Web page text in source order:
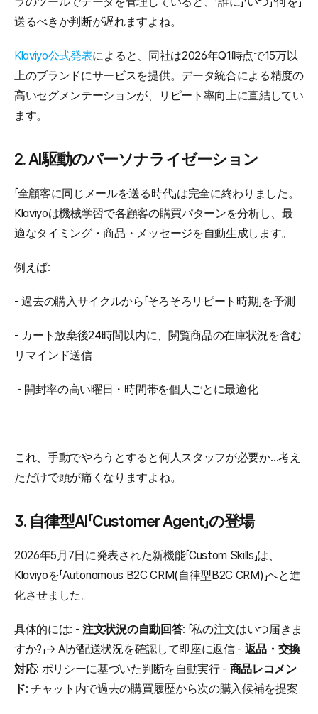
送るべきか判断が遅れますよね。
Klaviyo公式発表によると、同社は2026年Q1時点で15万以
上のブランドにサービスを提供。データ統合による精度の
高いセグメンテーションが、リピート率向上に直結してい
ます。
2. AI駆動のパーソナライゼーション
「全顧客に同じメールを送る時代」は完全に終わりました。
Klaviyoは機械学習で各顧客の購買パターンを分析し、最
適なタイミング・商品・メッセージを自動生成します。
例えば:
- 過去の購入サイクルから「そろそろリピート時期」を予測
- カート放棄後24時間以内に、閲覧商品の在庫状況を含む
リマインド送信
- 開封率の高い曜日・時間帯を個人ごとに最適化
これ、手動でやろうとすると何人スタッフが必要か…考え
ただけで頭が痛くなりますよね。
3. 自律型AI「Customer Agent」の登場
2026年5月7日に発表された新機能「Custom Skills」は、
Klaviyoを「Autonomous B2C CRM(自律型B2C CRM)」へと進
化させました。
具体的には: - 注文状況の自動回答: 「私の注文はいつ届きま
すか?」→ AIが配送状況を確認して即座に返信 - 返品・交換
対応: ポリシーに基づいた判断を自動実行 - 商品レコメン
ド: チャット内で過去の購買履歴から次の購入候補を提案